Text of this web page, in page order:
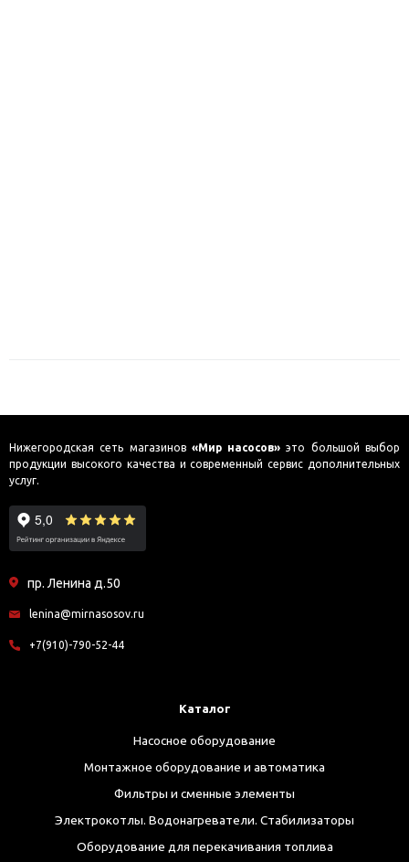
Нижегородская сеть магазинов «Мир насосов» это большой выбор
продукции высокого качества и современный сервис дополнительных
услуг.
пр. Ленина д.50
lenina@mirnasosov.ru
+7(910)-790-52-44
Каталог
Насосное оборудование
Монтажное оборудование и автоматика
Фильтры и сменные элементы
Электрокотлы. Водонагреватели. Стабилизаторы
Оборудование для перекачивания топлива